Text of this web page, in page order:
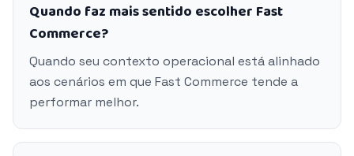
Quando faz mais sentido escolher Fast
Commerce?
Quando seu contexto operacional está alinhado
aos cenários em que Fast Commerce tende a
performar melhor.